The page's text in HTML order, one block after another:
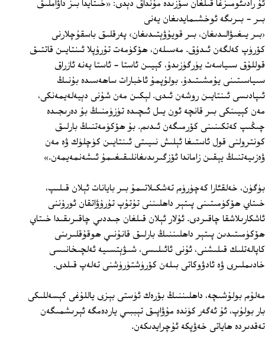
ئۇ رادىئومىزغا قىلغان سۆزىدە مۇنداق دېدى: «خىتايدا بىز داۋاملىق
بىر - بىرىگە ئوخشىمايدىغان يەنى
‹بىر يىغىۋالىدىغان، بىر قويۇۋېتىدىغان› پەرقلىق باسقۇچلارنى
كۆرۈپ كەلگەن ئىدۇق. مەسىلەن، ھۆكۈمەت تۇرۇپلا ئىنتايىن قاتتىق
قوللۇق سىياسەت يۈرگۈزىدۇ، كېيىن ئاستا - ئاستا يەنە ئازراق
سىياسىتىنى يۇمشىتىدۇ. بولۇپمۇ ئاخبارات ساھەسىدە بۇنىڭ
ئىپادىسى ئىنتايىن روشەن ئىدى. لېكىن مەن شۇنى دېيەلەيمەنكى،
مەن كېيىنكى بىر قانچە ئون يىل ئىچىدە تۈزۈمنىڭ بۇ دەرىجىدە
چىڭىپ كەتكىنىنى كۆرمىگەن ئىدىم. بۇ ھۆكۈمەتنىڭ بارلىق
كونترولنى قول ئاستىغا ئېلىش نىيىتى ئىنتايىن كۈچلۈك ۋە مەن
ۋەزىيەتنىڭ يېقىن زاماندا ئۆزگىرىدىغانلىقىغىمۇ ئىشەنمەيمەن.»
بۈگۈن، خەلقئارا كەچۈرۈم تەشكىلاتىمۇ بىر بايانات ئېلان قىلىپ،
خىتاي ھۆكۈمىتىنى پىتېر داھلىننى تۇتۇپ تۇرۇۋاتقان ئورۇننى
ئاشكارىلاشقا چاقىردى. ئۇلار ئېلان قىلغان جىددىي چاقىرىقىدا خىتاي
ھۆكۈمىتىدىن پىتېر داھلىننىڭ بارلىق قانۇنىي ھوقۇقلىرىنى
كاپالەتلىك قىلىشنى، ئۇنى ئائىلىسى، شىۋېتسىيە ئەلچىخانىسى
خادىملىرى ۋە ئادۋوكاتى بىلەن كۆرۈشتۈرۈشنى تەلەپ قىلدى.
مەلۇم بولۇشىچە، داھلىننىڭ بۆرەك ئۈستى بېزى ياللۇغى كېسەللىكى
بار بولۇپ، ئۇ ئەگەر كۈندە مۇۋاپىق تېببىي ياردەمگە ئېرىشمىگەن
تەقدىردە ھاياتى خەۋپكە ئۇچرايدىكەن.